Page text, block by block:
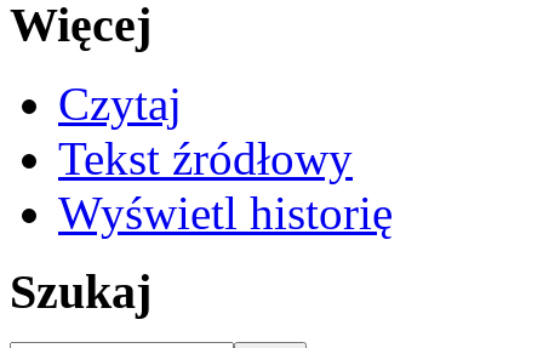
Więcej
Czytaj
Tekst źródłowy
Wyświetl historię
Szukaj